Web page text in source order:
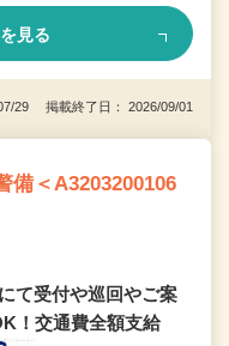
見る
29 掲載終了日： 2026/09/01
備＜A3203200106
て受付や巡回やご案
！交通費全額支給